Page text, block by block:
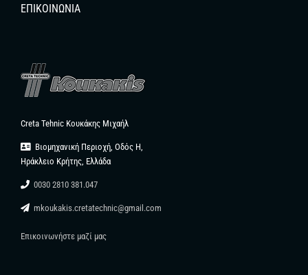
ΕΠΙΚΟΙΝΩΝΊΑ
Creta Tehnic Κουκάκης Μιχαήλ
Βιομηχανική Περιοχή, Οδός Η,
Ηράκλειο Κρήτης, Ελλάδα
0030 2810 381.047
mkoukakis.cretatechnic@gmail.com
Επικοινωνήστε μαζί μας